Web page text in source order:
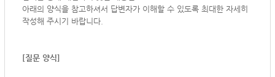
아래의 양식을 참고하셔서 답변자가 이해할 수 있도록 최대한 자세히
작성해 주시기 바랍니다.
[질문 양식]